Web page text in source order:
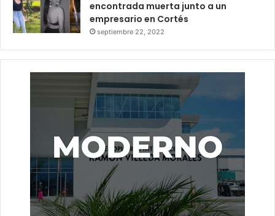
encontrada muerta junto a un
empresario en Cortés
septiembre 22, 2022